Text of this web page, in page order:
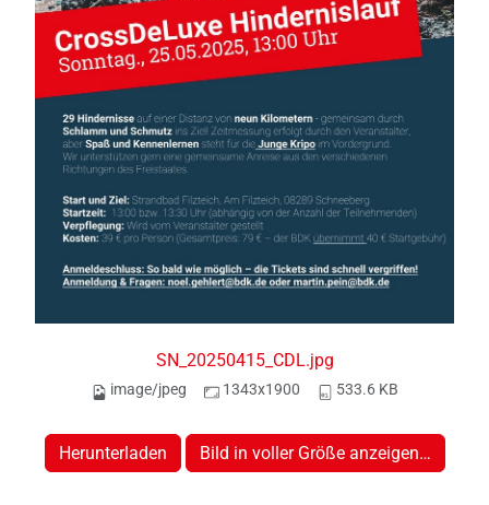
SN_20250415_CDL.jpg
image/jpeg 1343x1900 533.6 KB
Herunterladen Bild in voller Größe anzeigen…